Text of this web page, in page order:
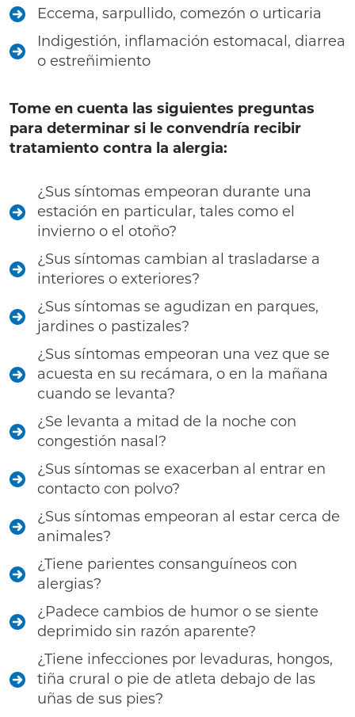
Eccema, sarpullido, comezón o urticaria
Indigestión, inflamación estomacal, diarrea
o estreñimiento
Tome en cuenta las siguientes preguntas
para determinar si le convendría recibir
tratamiento contra la alergia:
¿Sus síntomas empeoran durante una
estación en particular, tales como el
invierno o el otoño?
¿Sus síntomas cambian al trasladarse a
interiores o exteriores?
¿Sus síntomas se agudizan en parques,
jardines o pastizales?
¿Sus síntomas empeoran una vez que se
acuesta en su recámara, o en la mañana
cuando se levanta?
¿Se levanta a mitad de la noche con
congestión nasal?
¿Sus síntomas se exacerban al entrar en
contacto con polvo?
¿Sus síntomas empeoran al estar cerca de
animales?
¿Tiene parientes consanguíneos con
alergias?
¿Padece cambios de humor o se siente
deprimido sin razón aparente?
¿Tiene infecciones por levaduras, hongos,
tiña crural o pie de atleta debajo de las
uñas de sus pies?